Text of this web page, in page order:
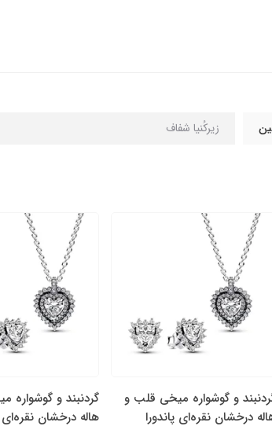
زیرکُنیا شفاف
و گوشواره میخی قلب و
درخشان نقره‌ای پاندورا
گردنبند و
هاله درخشان نقره‌ای